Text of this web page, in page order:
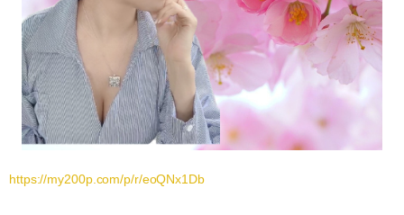
https://my200p.com/p/r/eoQNx1Db